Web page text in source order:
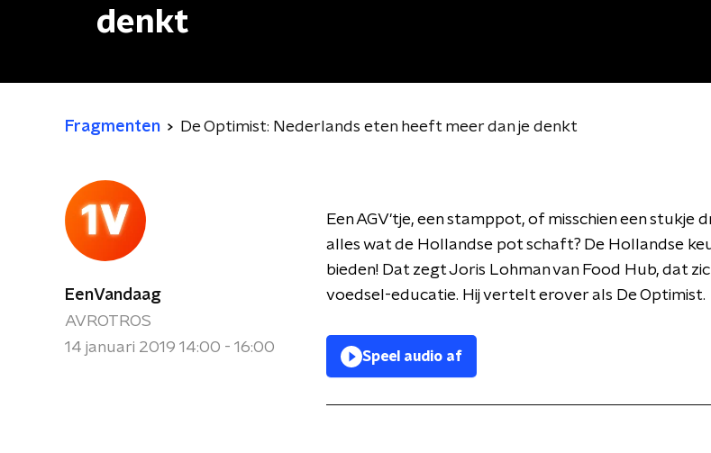
denkt
Fragmenten De Optimist: Nederlands eten heeft meer dan je denkt
EenVandaag
AVROTROS
14 januari 2019 14:00 - 16:00
Een AGV'tje, een stamppot, of misschien een stukje
alles wat de Hollandse pot schaft? De Hollandse
bieden! Dat zegt Joris Lohman van Food Hub, dat
voedsel-educatie. Hij vertelt erover als De Optimist.
Speel audio af